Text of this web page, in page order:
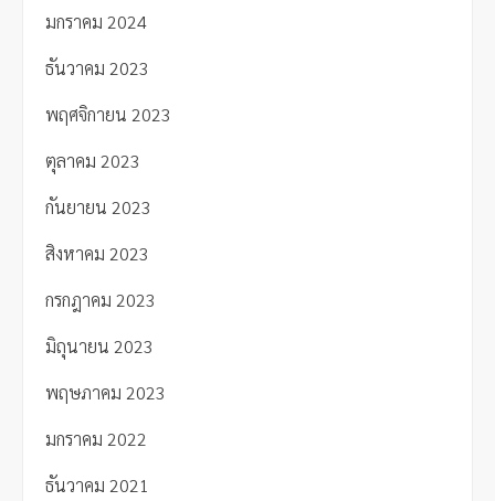
มกราคม 2024
ธันวาคม 2023
พฤศจิกายน 2023
ตุลาคม 2023
กันยายน 2023
สิงหาคม 2023
กรกฎาคม 2023
มิถุนายน 2023
พฤษภาคม 2023
มกราคม 2022
ธันวาคม 2021